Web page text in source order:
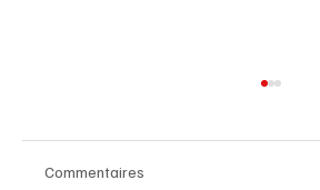
Commentaires